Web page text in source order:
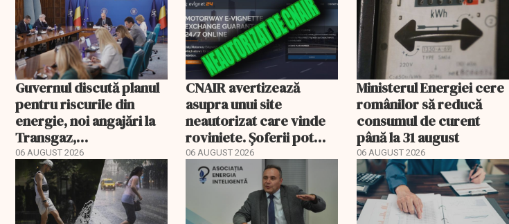
Guvernul discută planul
pentru riscurile din
energie, noi angajări la
Transgaz,
Transelectrica și
Hidroelectrica și
programul pentru di
06 AUGUST 2026
CNAIR avertizează
asupra unui site
neautorizat care vinde
roviniete. Șoferii pot
plăti și cu 186% mai mult
06 AUGUST 2026
Ministerul Energiei cere
românilor să reducă
consumul de curent
până la 31 august
06 AUGUST 2026